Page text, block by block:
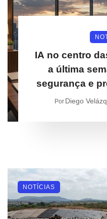
IA no centro
a última
segurança e
prioridades
Por Diego
NOTÍCIAS